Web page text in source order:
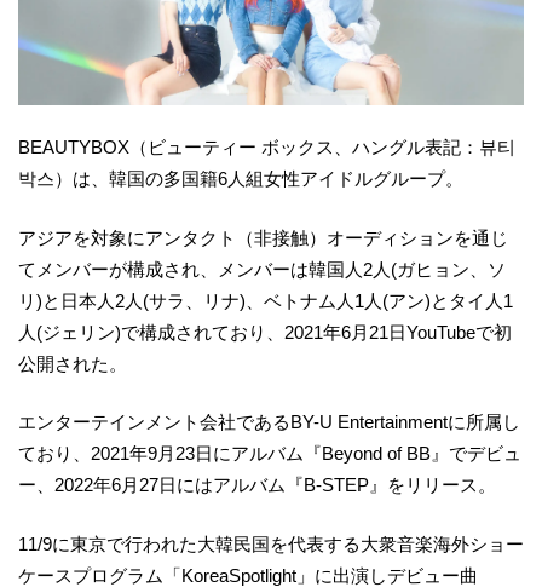
BEAUTYBOX（ビューティー ボックス、ハングル表記：뷰티
박스）は、韓国の多国籍6人組女性アイドルグループ。
アジアを対象にアンタクト（非接触）オーディションを通じ
てメンバーが構成され、メンバーは韓国人2人(ガヒョン、ソ
リ)と日本人2人(サラ、リナ)、ベトナム人1人(アン)とタイ人1
人(ジェリン)で構成されており、2021年6月21日YouTubeで初
公開された。
エンターテインメント会社であるBY-U Entertainmentに所属し
ており、2021年9月23日にアルバム『Beyond of BB』でデビュ
ー、2022年6月27日にはアルバム『B-STEP』をリリース。
11/9に東京で行われた大韓民国を代表する大衆音楽海外ショー
ケースプログラム「KoreaSpotlight」に出演しデビュー曲